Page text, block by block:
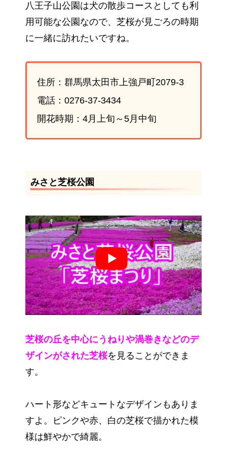
八王子山公園は犬の散歩コースとしても利
用可能な公園なので、芝桜が見ごろの時期
に一緒に訪れたいですね。
住所：群馬県太田市上強戸町2079-3
電話：0276-37-3434
開花時期：4月上旬～5月中旬
みさと芝桜公園
芝桜の丘を中心にうねりや渦巻きなどのデ
ザインがされた芝桜を見ることができま
す。
ハート形などキュートなデザインもありま
すよ。ピンクや赤、白の芝桜で描かれた模
様は鮮やかで綺麗。